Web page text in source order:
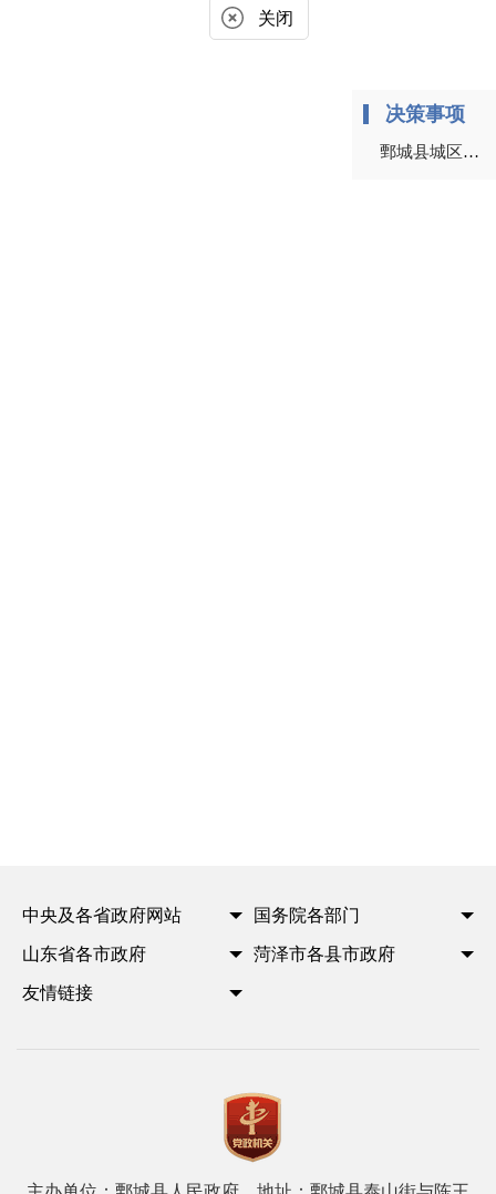
关闭
决策事项
鄄城县城区环境卫生设施专项规划（2023-2035年）
中央及各省政府网站 国务院各部门
山东省各市政府 菏泽市各县市政府
友情链接